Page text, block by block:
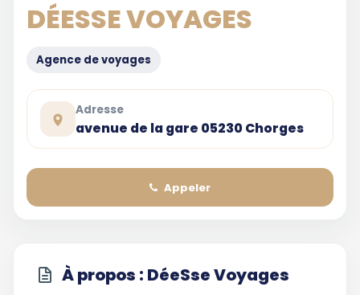
DÉESSE VOYAGES
Agence de voyages
Adresse
avenue de la gare 05230 Chorges
Appeler
À propos : DéeSse Voyages